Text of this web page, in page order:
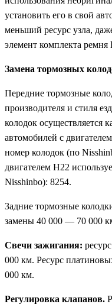
установить его в свой
меньший ресурс узла,
элемент комплекта
Замена тормозных
Передние тормозные
производителя и стиля
колодок осуществляется
автомобилей с
номер колодок (по
двигателем H22
Nisshinbo): 8254.
Задние тормозные
замены 40 000 — 70 000
Свечи зажигания:
000 км. Ресурс
000 км.
Регулировка клапанов.